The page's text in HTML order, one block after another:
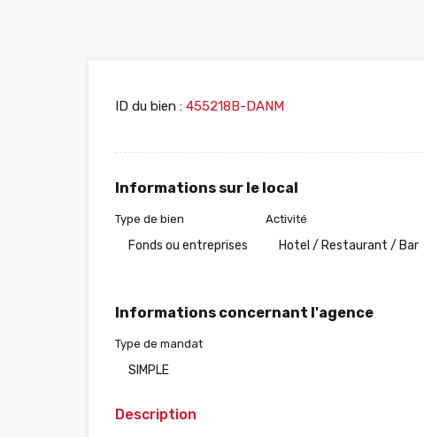
ID du bien : 455218B-DANM
Informations sur le local
Type de bien
Fonds ou entreprises
Activité
Hotel / Restaurant / Bar
Informations concernant l'agence
Type de mandat
SIMPLE
Description